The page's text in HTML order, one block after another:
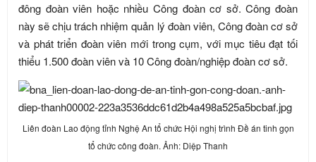
đông đoàn viên hoặc nhiều Công đoàn cơ sở. Công đoàn
này sẽ chịu trách nhiệm quản lý đoàn viên, Công đoàn cơ sở
và phát triển đoàn viên mới trong cụm, với mục tiêu đạt tối
thiểu 1.500 đoàn viên và 10 Công đoàn/nghiệp đoàn cơ sở.
Liên đoàn Lao động tỉnh Nghệ An tổ chức Hội nghị trình Đề án tinh gọn
tổ chức công đoàn. Ảnh: Diệp Thanh